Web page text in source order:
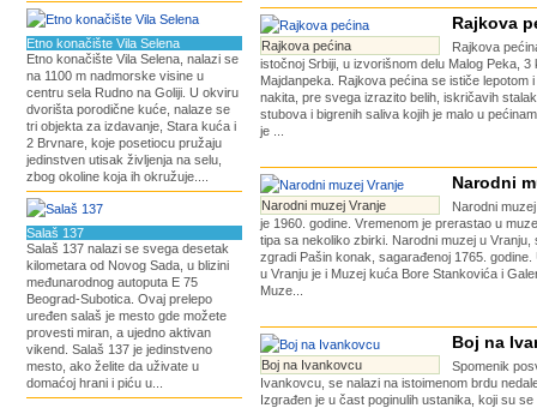
Etno konačište Vila Selena
Etno konačište Vila Selena, nalazi se
na 1100 m nadmorske visine u
centru sela Rudno na Goliji. U okviru
dvorišta porodične kuće, nalaze se
tri objekta za izdavanje, Stara kuća i
2 Brvnare, koje posetiocu pružaju
jedinstven utisak življenja na selu,
zbog okoline koja ih okružuje....
Salaš 137
Salaš 137 nalazi se svega desetak
kilometara od Novog Sada, u blizini
međunarodnog autoputa E 75
Beograd-Subotica. Ovaj prelepo
uređen salaš je mesto gde možete
provesti miran, a ujedno aktivan
vikend. Salaš 137 je jedinstveno
mesto, ako želite da uživate u
domaćoj hrani i piću u...
Rajkova pećina
Rajkova
Rajkova
istočnoj Srbiji, u izvorišnom delu Malog Peka, 3
Majdanpeka. Rajkova pećina se ističe lepotom
nakita, pre svega izrazito belih, iskričavih
stubova i bigrenih saliva kojih je malo u
je ...
Narodni muzej Vranje
Narodni
Narodni
je 1960. godine. Vremenom je prerastao u
tipa sa nekoliko zbirki. Narodni muzej u Vranju,
zgradi Pašin konak, sagarađenoj 1765.
u Vranju je i Muzej kuća Bore Stankovića i
Muze...
Boj na Ivankovcu
Boj na
Spomenik
Ivankovcu, se nalazi na istoimenom brdu
Izgrađen je u čast poginulih ustanika, koji su